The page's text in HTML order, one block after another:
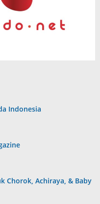
Indonesia
Chorok, Achiraya, & Baby